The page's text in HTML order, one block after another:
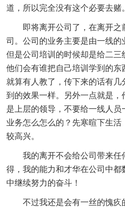
道，所以完全没有这个必要去赌。
即将离开公司了，在离开之
司。公司的业务主要是由一线的
但是公司培训的时候却是给二三
他们会有谁把自己培训学到的东
就算有人教了，传下来的话有几
到的效果一样。另外一点就是
是上层的领导，不要给一线人员
业务怎么怎么的？先寒暄下生活
较高兴。
我的离开不会给公司带来
得，我的能力和才华在公司中
中继续努力的奋斗！
不过我还是会有一丝的愧